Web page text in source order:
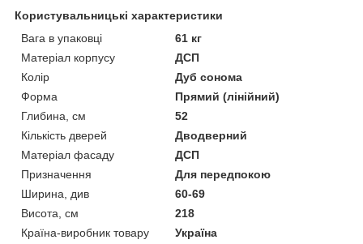
Користувальницькі характеристики
Вага в упаковці
61 кг
Матеріал корпусу
ДСП
Колір
Дуб сонома
Форма
Прямий (лінійний)
Глибина, см
52
Кількість дверей
Дводверний
Матеріал фасаду
ДСП
Призначення
Для передпокою
Ширина, див
60-69
Висота, см
218
Країна-виробник товару
Україна